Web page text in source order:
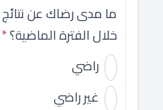
ما مدى رضاك عن نتائج
خلال الفترة الماضية؟*
راضي
غير راضي